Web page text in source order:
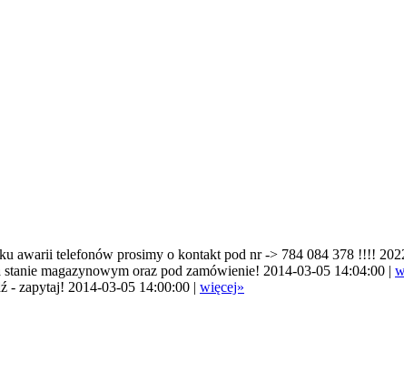
awarii telefonów prosimy o kontakt pod nr -> 784 084 378 !!!!
stanie magazynowym oraz pod zamówienie! 2014-03-05 14:04:00 |
zapytaj! 2014-03-05 14:00:00 | więcej»